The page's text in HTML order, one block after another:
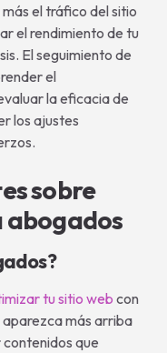
el tráfico del sitio
el rendimiento de tu
El seguimiento de
el
la eficacia de
los ajustes
sobre
abogados
tu sitio web con
más arriba
que